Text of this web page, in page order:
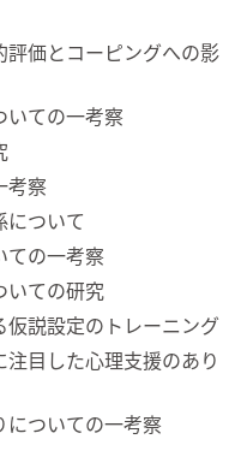
価とコーピングへの影
いての一考察
考察
について
ての一考察
いての研究
説設定のトレーニング
目した心理支援のあり
についての一考察